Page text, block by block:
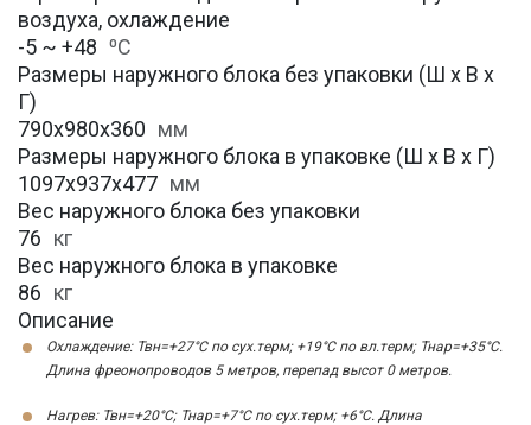
воздуха, охлаждение
-5 ~ +48 ⁰С
Размеры наружного блока без упаковки (Ш х В х
Г)
790х980х360 мм
Размеры наружного блока в упаковке (Ш х В х Г)
1097x937x477 мм
Вес наружного блока без упаковки
76 кг
Вес наружного блока в упаковке
86 кг
Описание
Охлаждение: Твн=+27°С по сух.терм; +19°С по вл.терм; Тнар=+35°С.
Длина фреонопроводов 5 метров, перепад высот 0 метров.
Нагрев: Твн=+20°С; Тнар=+7°С по сух.терм; +6°С. Длина